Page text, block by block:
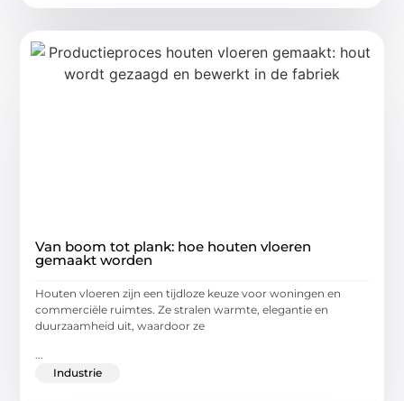
Van boom tot plank: hoe houten vloeren
gemaakt worden
Houten vloeren zijn een tijdloze keuze voor woningen en
commerciële ruimtes. Ze stralen warmte, elegantie en
duurzaamheid uit, waardoor ze
Industrie